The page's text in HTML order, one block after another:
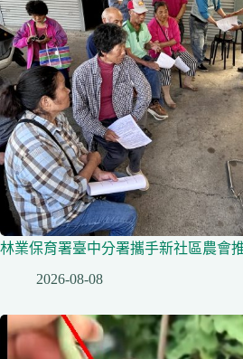
林業保育署臺中分署攜手新社區農會
2026-08-08